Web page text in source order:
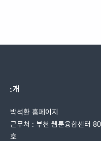
소개
박석환 홈페이지
근무처 : 부천 웹툰융합센터
호